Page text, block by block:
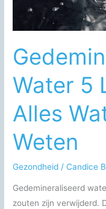
Water 5
Alles
Weten
Gezondheid /Candice
Gedemineraliseerd
zouten zijn verwijderd.